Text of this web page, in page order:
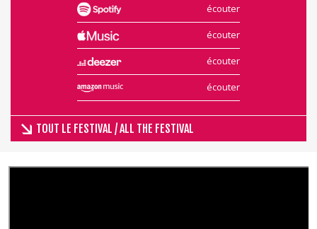
écouter
écouter
écouter
écouter
TOUT LE FESTIVAL / ALL THE FESTIVAL